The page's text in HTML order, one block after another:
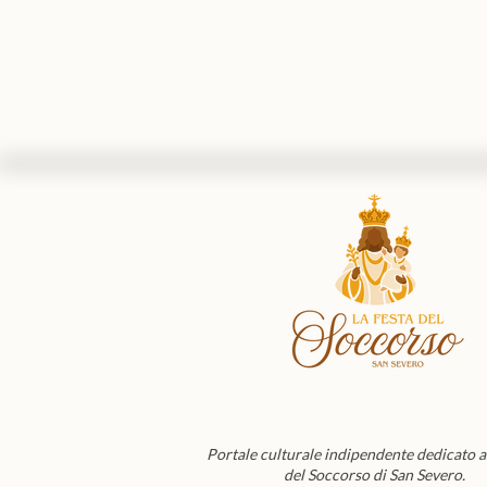
Festa del Soccorso a San Severo,
Portale culturale indipendente dedicato
del Soccorso di San Severo.